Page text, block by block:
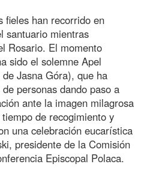
fieles han recorrido en
santuario mientras
Rosario. El momento
sido el solemne Apel
Jasna Góra), que ha
personas dando paso a
ante la imagen milagrosa
de recogimiento y
una celebración eucarística
presidente de la Comisión
Episcopal Polaca.